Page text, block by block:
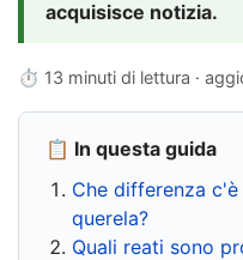
acquisisce notizia.
⏱ 13 minuti di lettura ·
📋 In questa guida
Che differenza
querela?
Quali reati sono